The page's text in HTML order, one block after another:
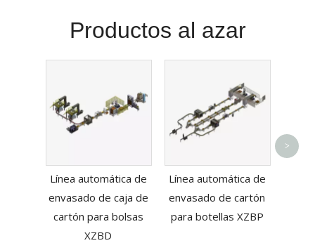
Productos al azar
Línea automática de
envasado de caja de
cartón para bolsas
XZBD
Línea automática de
envasado de cartón
para botellas XZBP
Meat
>